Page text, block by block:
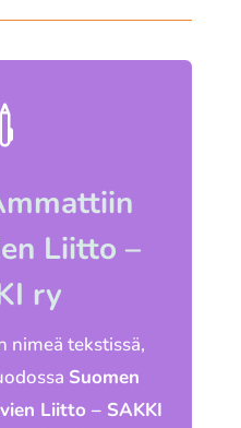
Liitto –
ry
nimeä tekstissä,
Suomen
Liitto – SAKKI